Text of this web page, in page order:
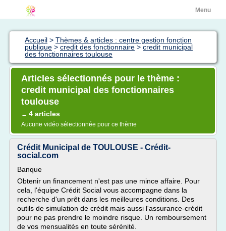
Menu
Accueil > Thèmes & articles : centre gestion fonction
publique > credit des fonctionnaire > credit municipal
des fonctionnaires toulouse
Articles sélectionnés pour le thème :
credit municipal des fonctionnaires
toulouse
→ 4 articles
Aucune vidéo sélectionnée pour ce thème
Crédit Municipal de TOULOUSE - Crédit-
social.com
Banque
Obtenir un financement n'est pas une mince affaire. Pour
cela, l'équipe Crédit Social vous accompagne dans la
recherche d'un prêt dans les meilleures conditions. Des
outils de simulation de crédit mais aussi l'assurance-crédit
pour ne pas prendre le moindre risque. Un remboursement
de vos mensualités en toute sérénité.